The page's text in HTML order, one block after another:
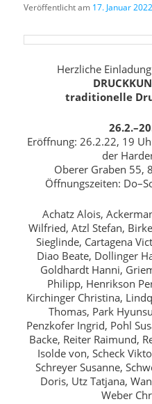
Veröffentlicht am 17. Januar 2022
Herzliche
traditionelle
Eröffnung: 26.2.22, 19
der
Oberer Graben 55,
Öffnungszeiten:
Achatz Alois,
Wilfried, Atzl Stefan,
Sieglinde, Cartagena
Diao Beate, Dollinger
Goldhardt Hanni,
Philipp, Henrikson
Kirchinger Christina,
Thomas, Park
Penzkofer Ingrid, Pohl
Backe, Reiter Raimund,
Isolde von, Scheck
Schreyer Susanne,
Doris, Utz Tatjana,
Weber